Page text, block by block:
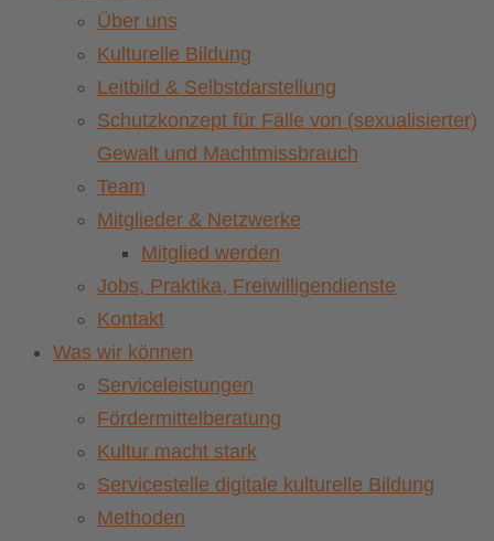
Über uns
Kulturelle Bildung
Leitbild & Selbstdarstellung
Schutzkonzept für Fälle von (sexualisierter)
Gewalt und Machtmissbrauch
Team
Mitglieder & Netzwerke
Mitglied werden
Jobs, Praktika, Freiwilligendienste
Kontakt
Was wir können
Serviceleistungen
Fördermittelberatung
Kultur macht stark
Servicestelle digitale kulturelle Bildung
Methoden